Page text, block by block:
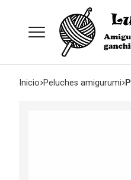
Inicio peluches amigurumi